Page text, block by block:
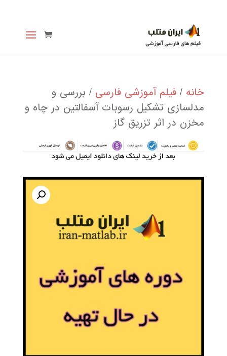
خانه / فیلم آموزشی فارسی / بررسی و
مدلسازی تشكيل رسوبات آسفالتين در چاه و
مخزن در اثر تزريق گاز